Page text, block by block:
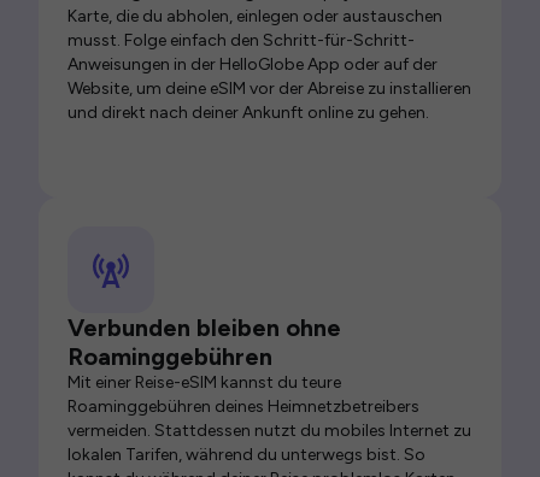
Karte, die du abholen, einlegen oder austauschen
musst. Folge einfach den Schritt-für-Schritt-
Anweisungen in der HelloGlobe App oder auf der
Website, um deine eSIM vor der Abreise zu installieren
und direkt nach deiner Ankunft online zu gehen.
Verbunden bleiben ohne
Roaminggebühren
Mit einer Reise-eSIM kannst du teure
Roaminggebühren deines Heimnetzbetreibers
vermeiden. Stattdessen nutzt du mobiles Internet zu
lokalen Tarifen, während du unterwegs bist. So